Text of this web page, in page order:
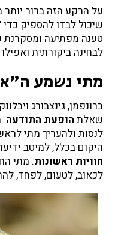
על הרקע הזה ברור
שיכול לבדו להספיק
טענה מפתיעה ומסקרנת
לבחינה ביקורתית
מתי נשמע
ברונפמן, גינצבורג
שאלת הופעת התודעה.
לנסות ולהעריך מתי
היקום בכלל, למיטב
חוויות ראשונות. מתי
לכאוב, לטעום, לפחד,